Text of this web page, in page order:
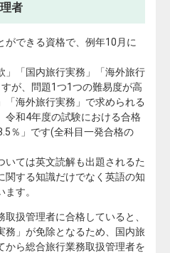
者
ができる資格で、例年10月に
」「国内旅行実務」「海外旅行
が、問題1つ1つの難易度が高
「海外旅行実務」で求められる
令和4年度の試験における合格
％」です(全科目一発合格の
いては英文読解も出題されるた
関する知識だけでなく英語の知
す。
扱管理者に合格していると、
務」が免除となるため、国内旅
から総合旅行業務取扱管理者を